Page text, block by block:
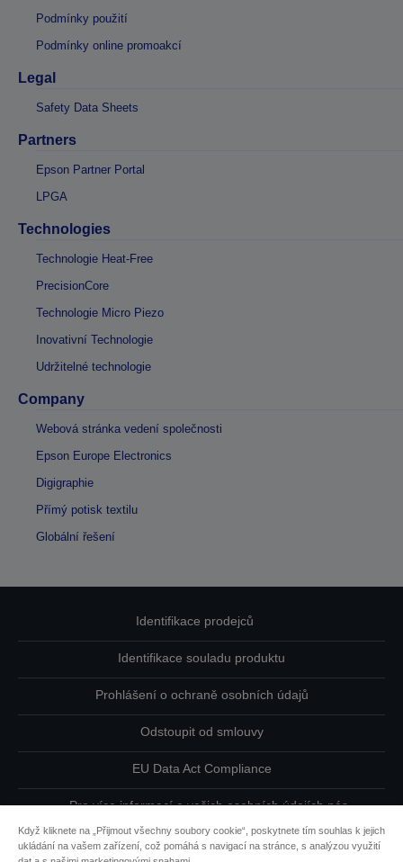
Podmínky použití
Podmínky online promoakcí
Legal
Safety Data Sheets
Partners
Epson Partner Portal
LPGA
Technologies
Technologie Heat-Free
PrecisionCore
Technologie Micro Piezo
Inovativní Technologie
Udržitelné technologie
Company
Webová stránka vedení společnosti
Epson Europe Electronics
Digigraphie
Přímý potisk textilu
Globální řešení
Identifikace prodejců
Identifikace souladu produktu
Prohlášení o ochraně osobních údajů
Odstoupit od smlouvy
EU Data Act Compliance
Pro více informací o vašich osobních údajích nás
Když kliknete na „Přijmout všechny soubory cookie“, poskytnete tím souhlas k jejich
ukládání na vašem zařízení, což pomáhá s navigací na stránce, s analýzou využití